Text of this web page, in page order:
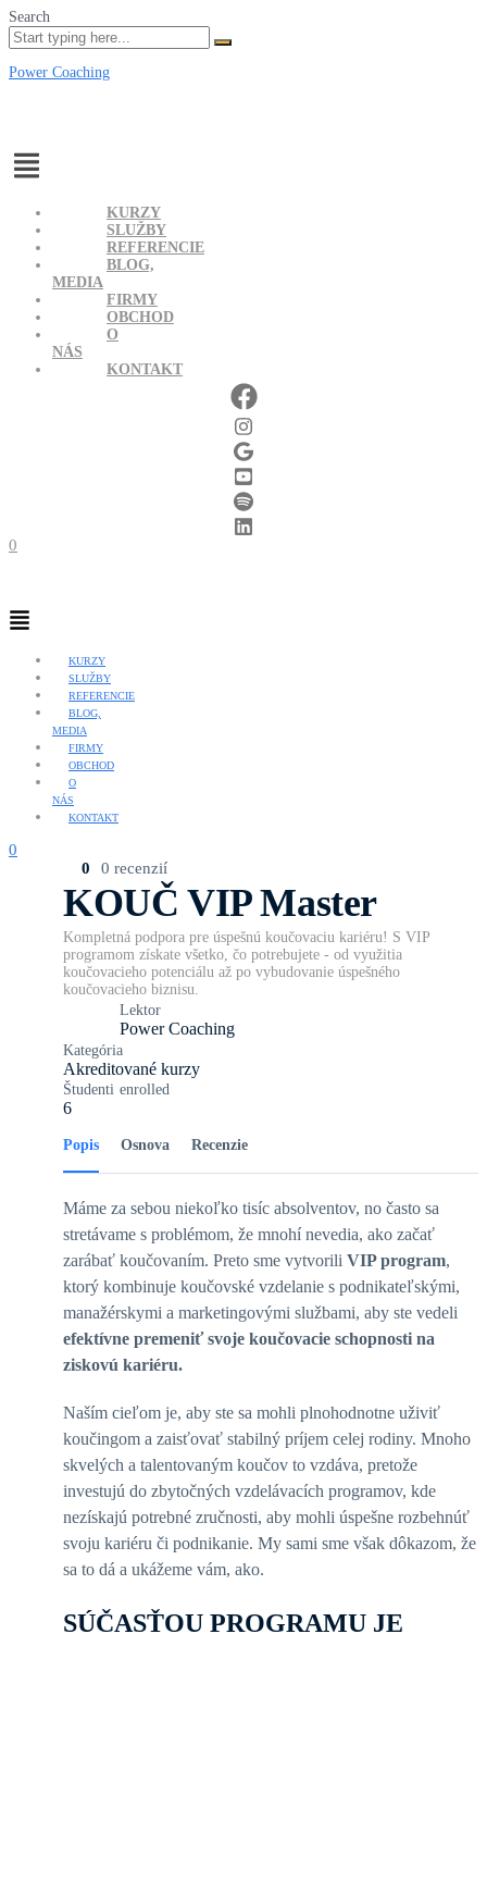
Search
Power Coaching
Menu
KURZY
SLUŽBY
REFERENCIE
BLOG,
MEDIA
FIRMY
OBCHOD
O
NÁS
KONTAKT
0
Menu
KURZY
SLUŽBY
REFERENCIE
BLOG,
MEDIA
FIRMY
OBCHOD
O
NÁS
KONTAKT
0
0
0 recenzií
KOUČ VIP Master
Kompletná podpora pre úspešnú koučovaciu kariéru! S VIP
programom získate všetko, čo potrebujete - od využitia
koučovacieho potenciálu až po vybudovanie úspešného
koučovacieho biznisu.
Lektor
Power Coaching
Kategória
Akreditované kurzy
6
Študenti enrolled
Popis Osnova Recenzie
Máme za sebou niekoľko tisíc absolventov, no často sa
stretávame s problémom, že mnohí nevedia, ako začať
zarábať koučovaním. Preto sme vytvorili VIP program,
ktorý kombinuje koučovské vzdelanie s podnikateľskými,
manažérskymi a marketingovými službami, aby ste vedeli
efektívne premeniť svoje koučovacie schopnosti na
ziskovú kariéru.
Naším cieľom je, aby ste sa mohli plnohodnotne uživiť
koučingom a zaisťovať stabilný príjem celej rodiny. Mnoho
skvelých a talentovaným koučov to vzdáva, pretože
investujú do zbytočných vzdelávacích programov, kde
nezískajú potrebné zručnosti, aby mohli úspešne rozbehnúť
svoju kariéru či podnikanie. My sami sme však dôkazom, že
sa to dá a ukážeme vám, ako.
SÚČASŤOU PROGRAMU JE